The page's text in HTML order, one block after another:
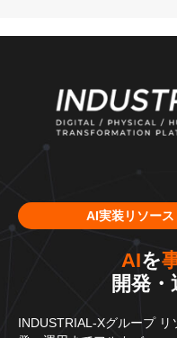
AI実装リソース
AIを
開発
INDUSTRIAL-Xグループリ